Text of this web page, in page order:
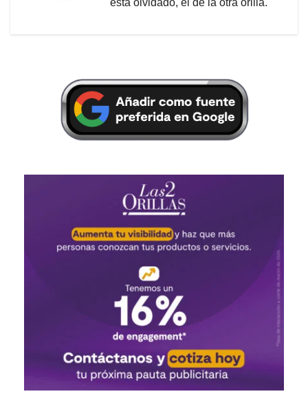
está olvidado, el de la otra orilla.